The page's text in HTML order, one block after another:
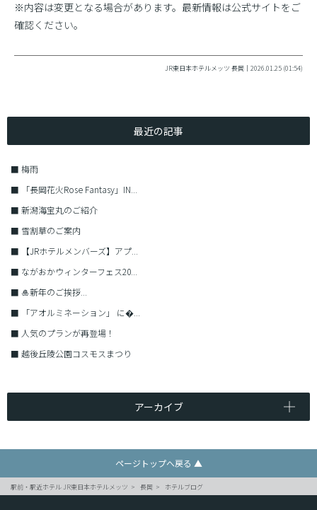
※内容は変更となる場合があります。最新情報は公式サイトをご
確認ください。
JR東日本ホテルメッツ 長岡｜2026.01.25 (01:54)
最近の記事
■ 梅雨
■
「長岡花火Rose Fantasy」IN...
■ 新潟海宝丸のご紹介
■ 雪割草のご案内
■
【JRホテルメンバーズ】アプ...
■ ながおかウィンターフェス20...
■ 🎍新年のご挨拶...
■
「アオルミネーション」 に�...
■ 人気のプランが再登場！
■ 越後丘陵公園コスモスまつり
アーカイブ
ページトップへ戻る ▲
駅前・駅近ホテル JR東日本ホテルメッツ 長岡 ホテルブログ